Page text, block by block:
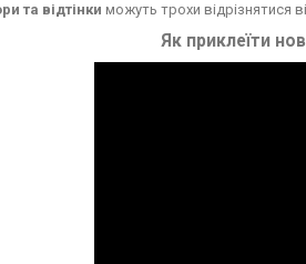
та відтінки можуть трохи відрізнятися
Як приклеїти